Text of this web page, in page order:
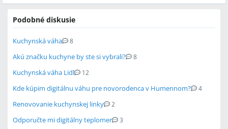
Podobné diskusie
Kuchynská váha 8
Akú značku kuchyne by ste si vybrali? 8
Kuchynská váha Lidl 12
Kde kúpim digitálnu váhu pre novorodenca v Humennom? 4
Renovovanie kuchynskej linky 2
Odporučte mi digitálny teplomer 3